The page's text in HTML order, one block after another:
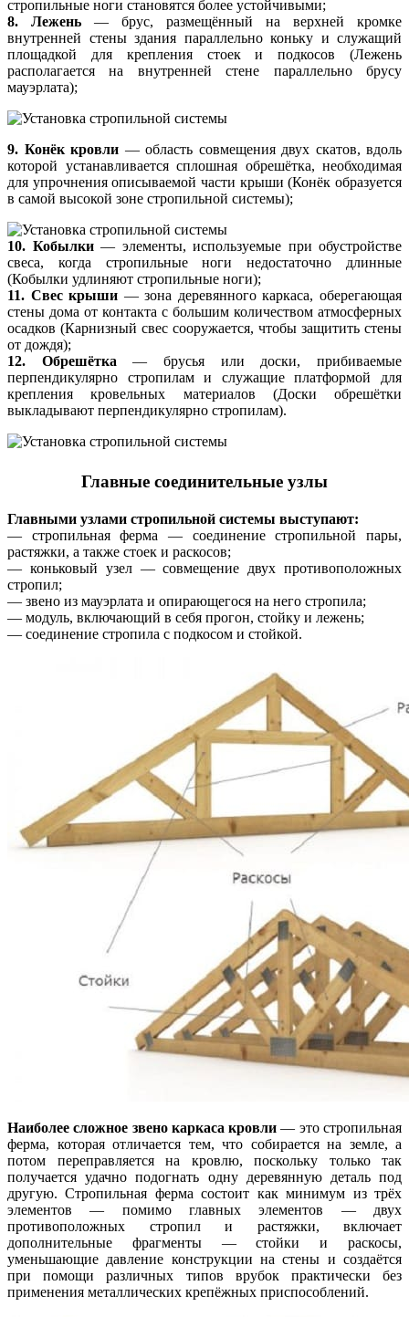
стропильные ноги становятся более устойчивыми;
8. Лежень — брус, размещённый на верхней кромке
внутренней стены здания параллельно коньку и служащий
площадкой для крепления стоек и подкосов (Лежень
располагается на внутренней стене параллельно брусу
мауэрлата);
9. Конёк кровли — область совмещения двух скатов, вдоль
которой устанавливается сплошная обрешётка, необходимая
для упрочнения описываемой части крыши (Конёк образуется
в самой высокой зоне стропильной системы);
10. Кобылки— элементы, используемые при обустройстве
свеса, когда стропильные ноги недостаточно длинные
(Кобылки удлиняют стропильные ноги);
11. Свес крыши — зона деревянного каркаса, оберегающая
стены дома от контакта с большим количеством атмосферных
осадков (Карнизный свес сооружается, чтобы защитить стены
от дождя);
12. Обрешётка— брусья или доски, прибиваемые
перпендикулярно стропилам и служащие платформой для
крепления кровельных материалов (Доски обрешётки
выкладывают перпендикулярно стропилам).
Главные соединительные узлы
Главными узлами стропильной системы выступают:
— стропильная ферма — соединение стропильной пары,
растяжки, а также стоек и раскосов;
— коньковый узел — совмещение двух противоположных
стропил;
— звено из мауэрлата и опирающегося на него стропила;
— модуль, включающий в себя прогон, стойку и лежень;
— соединение стропила с подкосом и стойкой.
Наиболее сложное звено каркаса кровли — это стропильная
ферма, которая отличается тем, что собирается на земле, а
потом переправляется на кровлю, поскольку только так
получается удачно подогнать одну деревянную деталь под
другую. Стропильная ферма состоит как минимум из трёх
элементов — помимо главных элементов — двух
противоположных стропил и растяжки, включает
дополнительные фрагменты — стойки и раскосы,
уменьшающие давление конструкции на стены и создаётся
при помощи различных типов врубок практически без
применения металлических крепёжных приспособлений.